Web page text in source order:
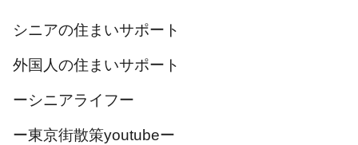
シニアの住まいサポート
外国人の住まいサポート
ーシニアライフー
ー東京街散策youtubeー